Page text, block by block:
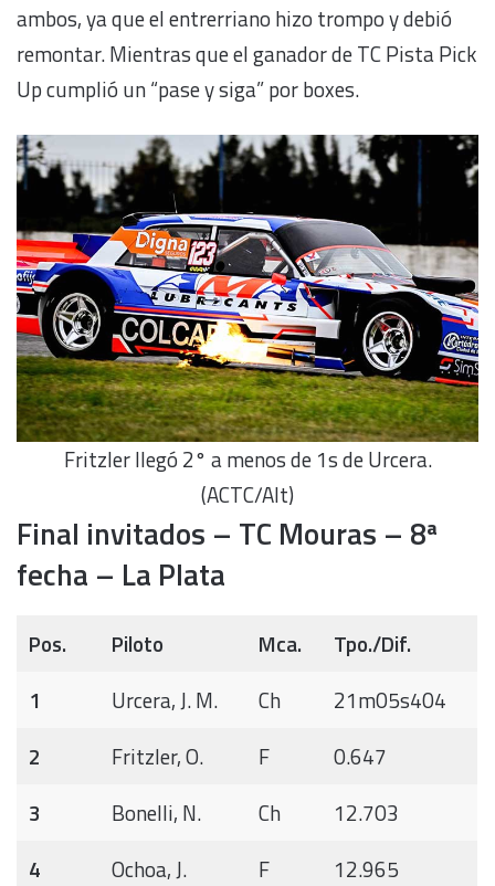
ambos, ya que el entrerriano hizo trompo y debió
remontar. Mientras que el ganador de TC Pista Pick
Up cumplió un “pase y siga” por boxes.
Fritzler llegó 2° a menos de 1s de Urcera.
(ACTC/Alt)
Final invitados – TC Mouras – 8ª
fecha – La Plata
Pos. Piloto Mca.
Tpo./Dif.
1
Urcera, J. M. Ch
21m05s404
2
Fritzler, O. F
0.647
3
Bonelli, N. Ch
12.703
4
Ochoa, J. F
12.965